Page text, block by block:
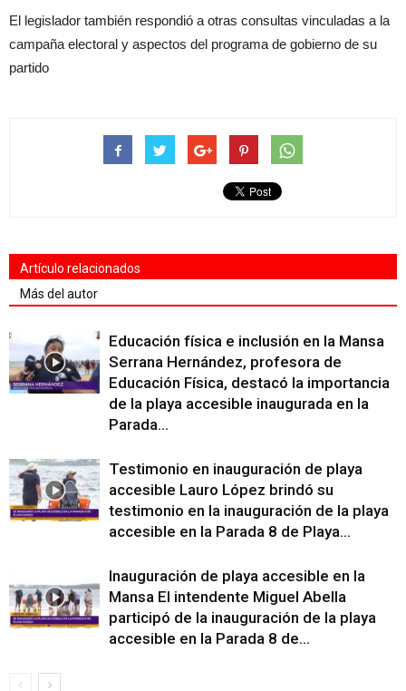
El legislador también respondió a otras consultas vinculadas a la
campaña electoral y aspectos del programa de gobierno de su
partido
Artículo relacionados
Más del autor
Educación física e inclusión en la Mansa
Serrana Hernández, profesora de
Educación Física, destacó la importancia
de la playa accesible inaugurada en la
Parada...
Testimonio en inauguración de playa
accesible Lauro López brindó su
testimonio en la inauguración de la playa
accesible en la Parada 8 de Playa...
Inauguración de playa accesible en la
Mansa El intendente Miguel Abella
participó de la inauguración de la playa
accesible en la Parada 8 de...